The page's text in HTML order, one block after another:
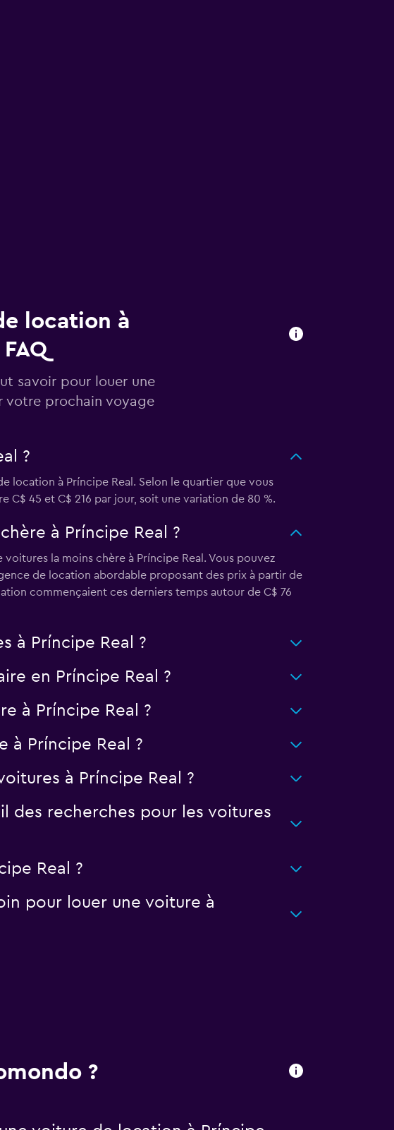
location à
savoir pour louer une
votre prochain voyage
?
location à Príncipe Real. Selon le quartier que vous
45 et C$ 216 par jour, soit une variation de 80 %.
à Príncipe Real ?
la moins chère à Príncipe Real. Vous pouvez
de location abordable proposant des prix à partir de
commençaient ces derniers temps autour de C$ 76
à Príncipe Real ?
en Príncipe Real ?
à Príncipe Real ?
à Príncipe Real ?
à Príncipe Real ?
des recherches pour les voitures
Real ?
pour louer une voiture à
?